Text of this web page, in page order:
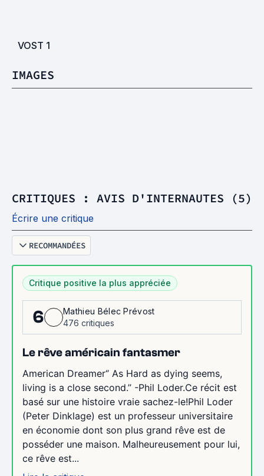
VOST 1
IMAGES
CRITIQUES : AVIS D'INTERNAUTES (5)
Écrire une critique
RECOMMANDÉES
Critique positive la plus appréciée
6
Mathieu Bélec Prévost
476 critiques
Le rêve américain fantasmer
American Dreamer‘’ As Hard as dying seems,
living is a close second.’’ -Phil Loder.Ce récit est
basé sur une histoire vraie sachez-le!Phil Loder
(Peter Dinklage) est un professeur universitaire
en économie dont son plus grand rêve est de
posséder une maison. Malheureusement pour lui,
ce rêve est...